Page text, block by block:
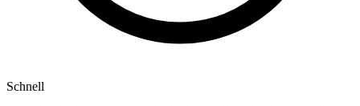
Schnell